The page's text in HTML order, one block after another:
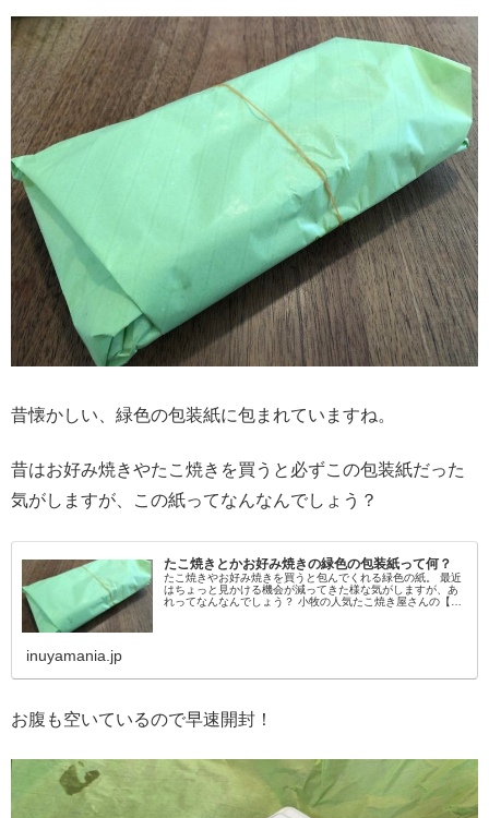
昔懐かしい、緑色の包装紙に包まれていますね。
昔はお好み焼きやたこ焼きを買うと必ずこの包装紙だった
気がしますが、この紙ってなんなんでしょう？
たこ焼きとかお好み焼きの緑色の包装紙って何？
たこ焼きやお好み焼きを買うと包んでくれる緑色の紙。 最近
はちょっと見かける機会が減ってきた様な気がしますが、あ
れってなんなんでしょう？ 小牧の人気たこ焼き屋さんの【ほ
inuyamania.jp
お腹も空いているので早速開封！